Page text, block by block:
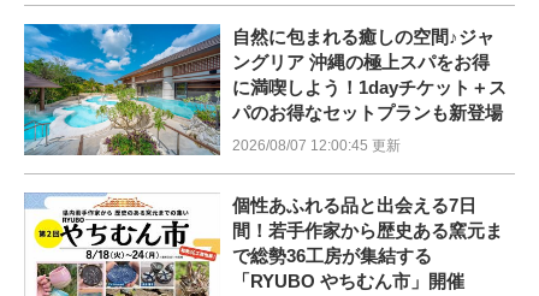
自然に包まれる癒しの空間♪ジャ
ングリア 沖縄の極上スパをお得
に満喫しよう！1dayチケット＋ス
パのお得なセットプランも新登場
2026/08/07 12:00:45 更新
個性あふれる品と出会える7日
間！若手作家から歴史ある窯元ま
で総勢36工房が集結する
「RYUBO やちむん市」開催